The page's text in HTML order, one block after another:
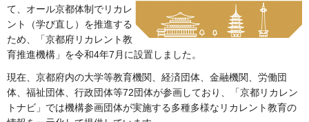
て、オール京都体制でリカレ
ント（学び直し）を推進する
ため、「京都府リカレント教
育推進機構」を令和4年7月に設置しました。
現在、京都府内の大学等教育機関、経済団体、金融機関、労働団
体、福祉団体、行政団体等72団体が参画しており、「京都リカレン
トナビ」では機構参画団体が実施する多種多様なリカレント教育の